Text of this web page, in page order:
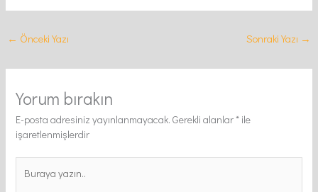
← Önceki Yazı Sonraki Yazı →
Yorum bırakın
E-posta adresiniz yayınlanmayacak. Gerekli alanlar* ile
işaretlenmişlerdir
yazın..